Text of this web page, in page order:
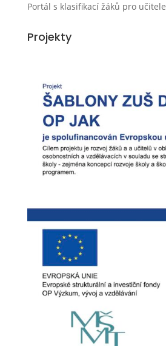
Portál s klasifikací žáků pro učitele
Projekty